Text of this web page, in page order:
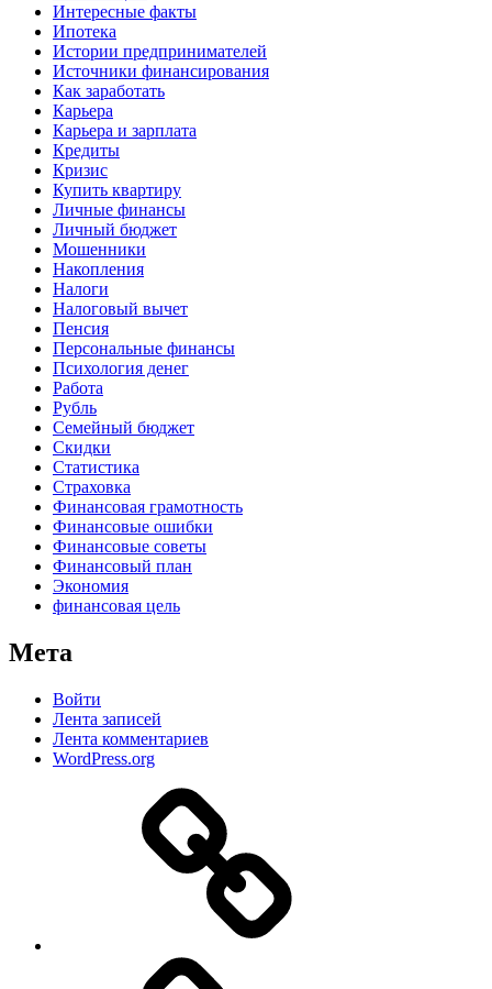
Интересные факты
Ипотека
Истории предпринимателей
Источники финансирования
Как заработать
Карьера
Карьера и зарплата
Кредиты
Кризис
Купить квартиру
Личные финансы
Личный бюджет
Мошенники
Накопления
Налоги
Налоговый вычет
Пенсия
Персональные финансы
Психология денег
Работа
Рубль
Семейный бюджет
Скидки
Статистика
Страховка
Финансовая грамотность
Финансовые ошибки
Финансовые советы
Финансовый план
Экономия
финансовая цель
Мета
Войти
Лента записей
Лента комментариев
WordPress.org